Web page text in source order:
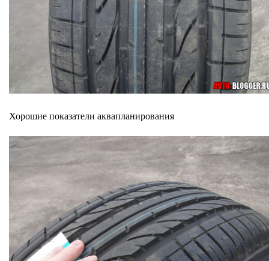
Хорошие показатели аквапланирования